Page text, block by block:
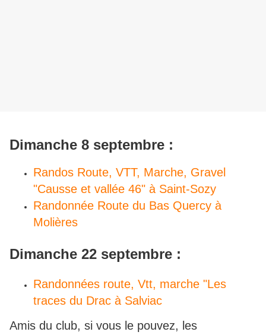
Dimanche 8 septembre :
Randos Route, VTT, Marche, Gravel
"Causse et vallée 46" à Saint-Sozy
Randonnée Route du Bas Quercy à
Molières
Dimanche 22 septembre :
Randonnées route, Vtt, marche "Les
traces du Drac à Salviac
Amis du club, si vous le pouvez, les